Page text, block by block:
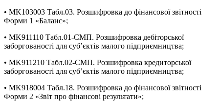
• MK103003 Табл.03. Розшифровка до фінансової звітності
Форми 1 «Баланс»;
• MK911110 Табл.01-СМП. Розшифровка дебіторської
заборгованості для суб’єктів малого підприємництва;
• MK911210 Табл.02-СМП. Розшифровка кредиторської
заборгованості для суб’єктів малого підприємництва;
• MK918004 Табл.18. Розшифровка до фінансової звітності
Форми 2 «Звіт про фінансові результати»;